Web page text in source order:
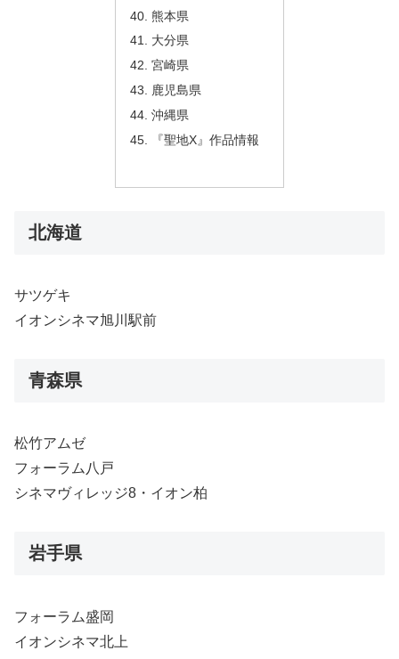
熊本県
大分県
宮崎県
鹿児島県
沖縄県
『聖地X』作品情報
北海道
サツゲキ
イオンシネマ旭川駅前
青森県
松竹アムゼ
フォーラム八戸
シネマヴィレッジ8・イオン柏
岩手県
フォーラム盛岡
イオンシネマ北上